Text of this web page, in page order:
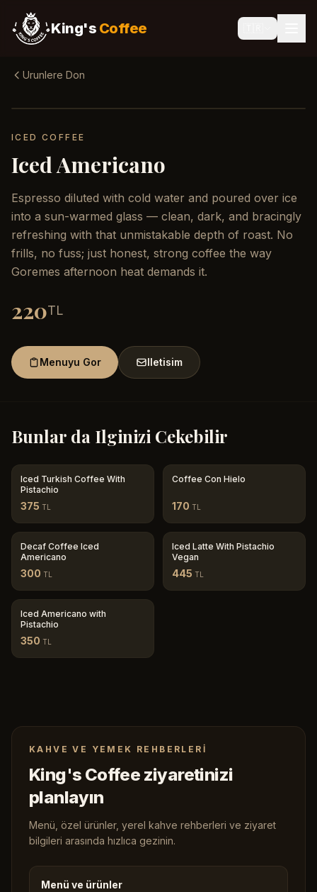
King's Coffee
Urunlere Don
ICED COFFEE
Iced Americano
Espresso diluted with cold water and poured over ice
into a sun-warmed glass — clean, dark, and bracingly
refreshing with that unmistakable depth of roast. No
frills, no fuss; just honest, strong coffee the way
Goremes afternoon heat demands it.
220TL
Menuyu Gor Iletisim
Bunlar da Ilginizi Cekebilir
Iced Turkish Coffee With
Pistachio
375 TL
Coffee Con Hielo
170 TL
Decaf Coffee Iced
Americano
300 TL
Iced Latte With Pistachio
Vegan
445 TL
Iced Americano with
Pistachio
350 TL
KAHVE VE YEMEK REHBERLERI
King's Coffee ziyaretinizi
planlayın
Menü, özel ürünler, yerel kahve rehberleri ve ziyaret
bilgileri arasında hızlıca gezinin.
Menü ve ürünler